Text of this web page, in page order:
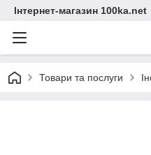
Інтернет-магазин 100ka.net
Товари та послуги